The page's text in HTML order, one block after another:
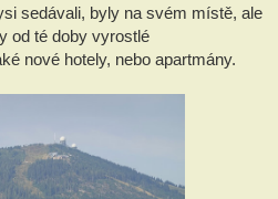
sedávali, byly na svém místě, ale
od té doby vyrostlé
nové hotely, nebo apartmány.